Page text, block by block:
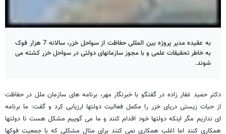
به عقیده مدیر پروژه بین المللی حفاظت از سواحل خزر، سالانه 7 هزار فوک
به خاطر تحقیقات علمی و با مجوز سازمانهای دولتی در سواحل خزر کشته می
شوند.
دکتر حمید غفار زاده در گفتگو با خبرنگار مهر، برنامه های سازمان ملل در حفاظت
از حیات زیستی دریای خزر را مکمل فعالیت دولتها ارزیابی کرد و گفت: ما برنامه
ای نداریم مگر اینکه دولتها خود اقدام کنند و ما می گوییم مشکل هست تا دولتها
همکاری کنند اما اغلب همکاری نمی کنند برای مثال مشکلی که با جمعیت فوکها